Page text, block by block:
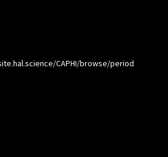
CAPHI/browse/period